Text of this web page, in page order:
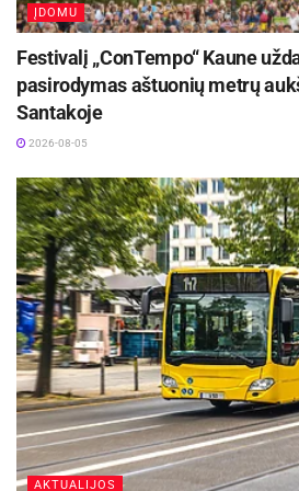
sako Gražina. Ir iš tiesų
vaikystė ir gydanti,
Gražina kuria eiles
kuria prozą, yra
pasakojimus. Poetė
poezijos knygas – visos
dūšias, virpunčias
žibunčias saulas
bėgunčias par karkla
skrundelas ar tirstunčiu
snegulaj. / Takias
ailas. Na visi jau teip ir
a ir skaityte bus na
Šiandien G. Pitrėnienė sako,
išgirsti vis sunkiau, todėl
poezijai. Gyvendama
kelią, o neseniai atrado ir
ĮDOMU
Festivalį „ConTempo“ Kaune
pasirodymas aštuonių metrų
Santakoje
2026-08-05
AKTUALIJOS